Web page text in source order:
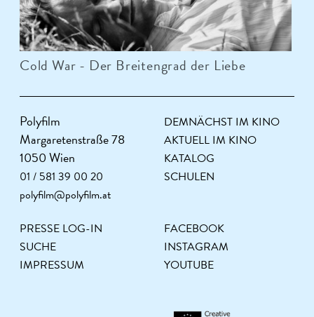
Cold War - Der Breitengrad der Liebe
Polyfilm
Margaretenstraße 78
1050 Wien
01 / 581 39 00 20
polyfilm@polyfilm.at
DEMNÄCHST IM KINO
AKTUELL IM KINO
KATALOG
SCHULEN
PRESSE LOG-IN
SUCHE
IMPRESSUM
FACEBOOK
INSTAGRAM
YOUTUBE